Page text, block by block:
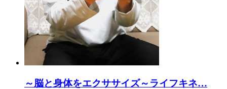
～脳と身体をエクササイズ～ライフキネ…